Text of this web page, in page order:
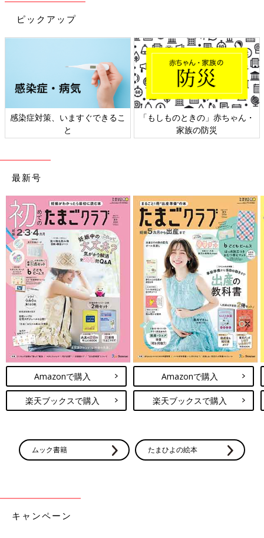
ピックアップ
感染症対策、いますぐできるこ
と
「もしものときの」赤ちゃん・
家族の防災
最新号
Amazonで購入
楽天ブックスで購入
Amazonで購入
楽天ブックスで購入
ムック書籍 たまひよの絵本
キャンペーン